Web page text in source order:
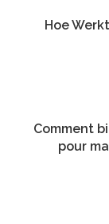
Hoe
Comment
pour